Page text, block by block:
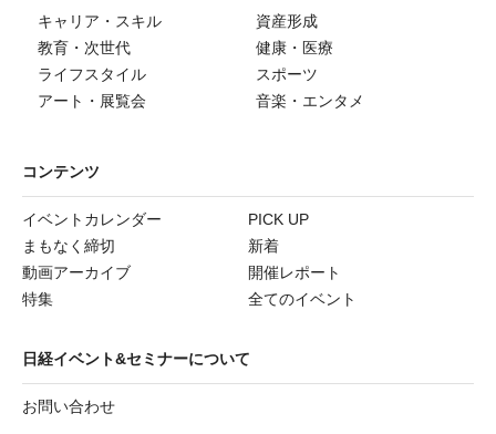
キャリア・スキル
資産形成
教育・次世代
健康・医療
ライフスタイル
スポーツ
アート・展覧会
音楽・エンタメ
コンテンツ
イベントカレンダー
PICK UP
まもなく締切
新着
動画アーカイブ
開催レポート
特集
全てのイベント
日経イベント&セミナーについて
お問い合わせ